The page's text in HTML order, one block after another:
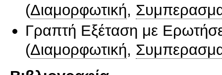
(Διαμορφωτική,
Γραπτή Εξέταση με
(Διαμορφωτική,